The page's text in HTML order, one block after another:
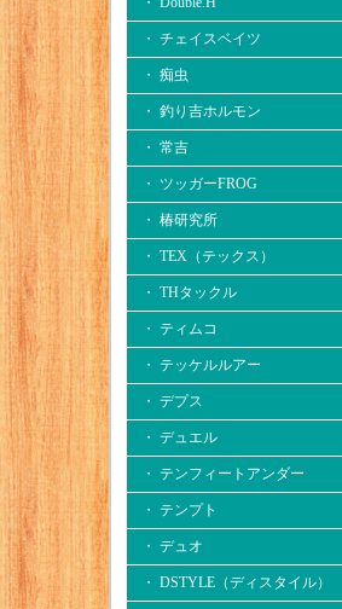
・ チェイスベイツ
・ 痴虫
・ 釣り吉ホルモン
・ 常吉
・ ツッガーFROG
・ 椿研究所
・ TEX（テックス）
・ THタックル
・ ティムコ
・ テッケルルアー
・ デプス
・ デュエル
・ テンフィートアンダー
・ テンプト
・ デュオ
・ DSTYLE（ディスタイル）